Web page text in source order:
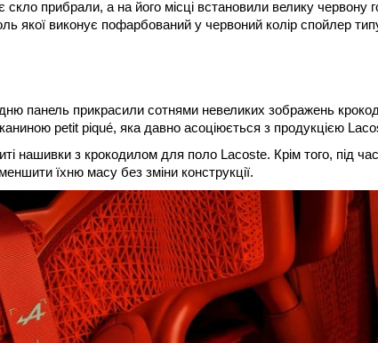
прибрали, а на його місці встановили велику червону
якої виконує пофарбований у червоний колір спойлер
панель прикрасили сотнями невеликих зображень
petit piqué, яка давно асоціюється з продукцією
нашивки з крокодилом для поло Lacoste. Крім того, під час
їхню масу без зміни конструкції.